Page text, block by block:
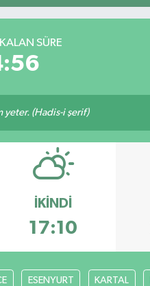
SÜRE
yeter. (Hadis-i şerif)
İKINDI
17:10
ESENYURT KARTAL